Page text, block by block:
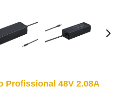
Profissional 48V 2.08A